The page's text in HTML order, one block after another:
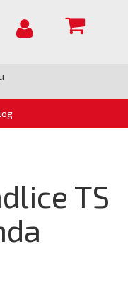
TS